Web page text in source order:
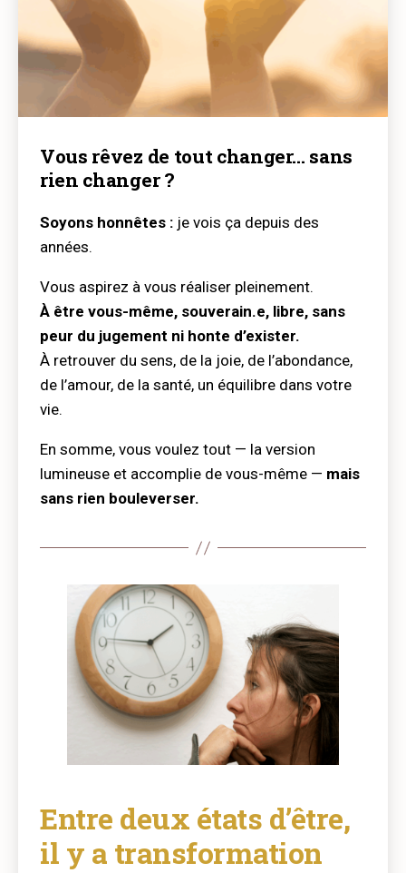
Vous rêvez de tout changer… sans
rien changer ?
Soyons honnêtes : je vois ça depuis des
années.
Vous aspirez à vous réaliser pleinement.
À être vous-même, souverain.e, libre, sans
peur du jugement ni honte d’exister.
À retrouver du sens, de la joie, de l’abondance,
de l’amour, de la santé, un équilibre dans votre
vie.
En somme, vous voulez tout — la version
lumineuse et accomplie de vous-même — mais
sans rien bouleverser.
Entre deux états d’être,
il y a transformation